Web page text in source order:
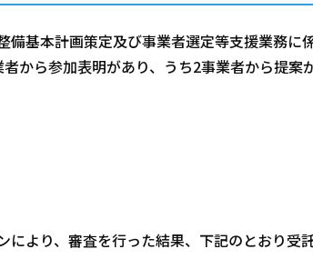
基本計画策定及び事業者選定等支援業務に
から参加表明があり、うち2事業者から提案
より、審査を行った結果、下記のとおり受